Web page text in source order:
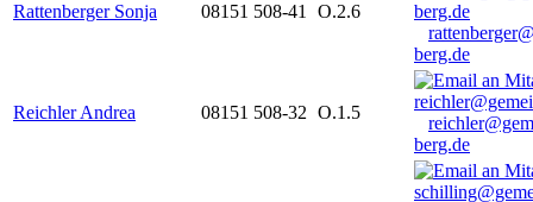
Rattenberger Sonja 08151 508-41
O.2.6
berg.de
Reichler Andrea 08151 508-32 O.1.5
berg.de